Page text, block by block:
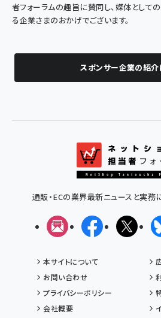
者フォーラムの趣旨に賛同し、媒体として
る企業さまのおかげでございます。
スポンサー企業の紹介
通販・ECの業界最新ニュースと実
メルマガFacebookX(エ
本サイトについて
お問い合わせ
プライバシーポリシー
会社概要